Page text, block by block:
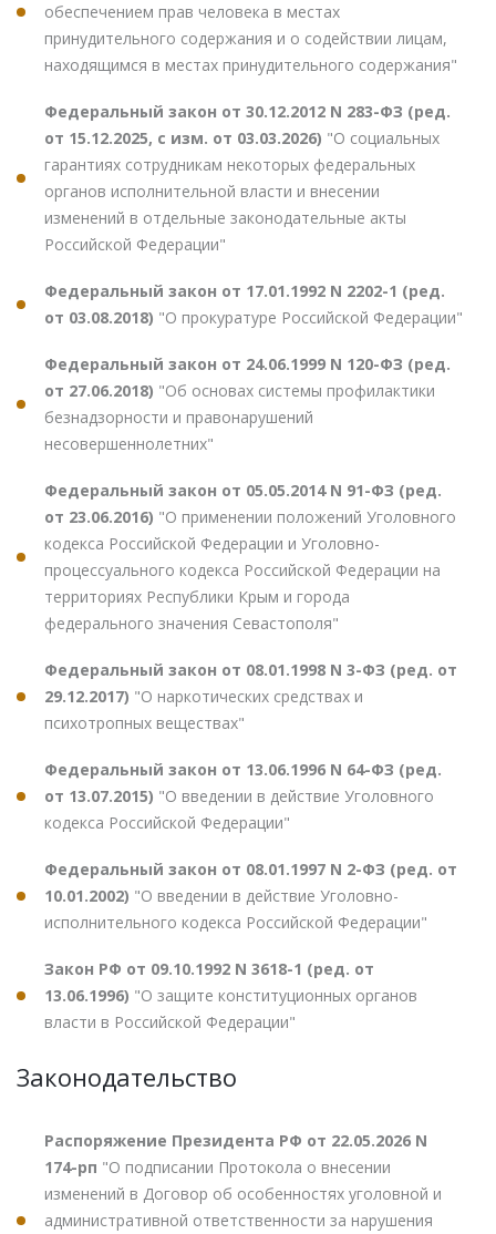
обеспечением прав человека в местах
принудительного содержания и о содействии лицам,
находящимся в местах принудительного содержания"
Федеральный закон от 30.12.2012 N 283-ФЗ (ред.
от 15.12.2025, с изм. от 03.03.2026) "О социальных
гарантиях сотрудникам некоторых федеральных
органов исполнительной власти и внесении
изменений в отдельные законодательные акты
Российской Федерации"
Федеральный закон от 17.01.1992 N 2202-1 (ред.
от 03.08.2018) "О прокуратуре Российской Федерации"
Федеральный закон от 24.06.1999 N 120-ФЗ (ред.
от 27.06.2018) "Об основах системы профилактики
безнадзорности и правонарушений
несовершеннолетних"
Федеральный закон от 05.05.2014 N 91-ФЗ (ред.
от 23.06.2016) "О применении положений Уголовного
кодекса Российской Федерации и Уголовно-
процессуального кодекса Российской Федерации на
территориях Республики Крым и города
федерального значения Севастополя"
Федеральный закон от 08.01.1998 N 3-ФЗ (ред. от
29.12.2017) "О наркотических средствах и
психотропных веществах"
Федеральный закон от 13.06.1996 N 64-ФЗ (ред.
от 13.07.2015) "О введении в действие Уголовного
кодекса Российской Федерации"
Федеральный закон от 08.01.1997 N 2-ФЗ (ред. от
10.01.2002) "О введении в действие Уголовно-
исполнительного кодекса Российской Федерации"
Закон РФ от 09.10.1992 N 3618-1 (ред. от
13.06.1996) "О защите конституционных органов
власти в Российской Федерации"
Законодательство
Распоряжение Президента РФ от 22.05.2026 N
174-рп "О подписании Протокола о внесении
изменений в Договор об особенностях уголовной и
административной ответственности за нарушения